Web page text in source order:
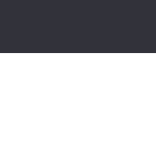
à qui vous donnez
en ligne en